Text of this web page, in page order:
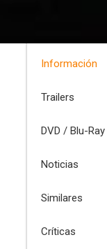
Información
Trailers
DVD / Blu-Ray
Noticias
Similares
Críticas